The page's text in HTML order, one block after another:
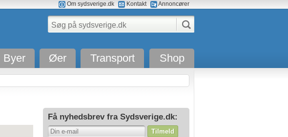
Om sydsverige.dk Kontakt Annoncører
Byer Øer Transport Shop
Få nyhedsbrev fra Sydsverige.dk:
Tilmeld